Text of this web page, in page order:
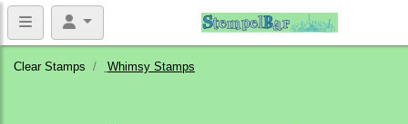
Clear Stamps Whimsy Stamps